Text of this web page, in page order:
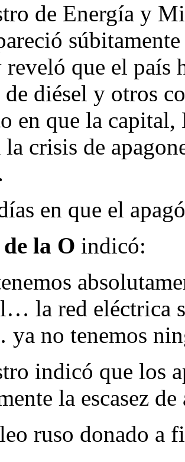
de Energía y
que el país
de diésel y otros
en que la
crisis de
en que el
la O indicó:
la red eléctrica
no tenemos
indicó que los
la escasez
ruso donado a